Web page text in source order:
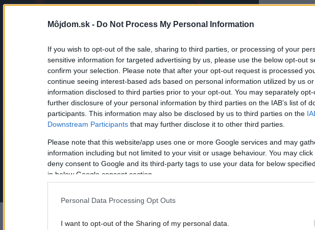
Môjdom.sk - Do Not Process My Personal Information
If you wish to opt-out of the sale, sharing to third parties, or processing of your
sensitive information for targeted advertising by us, please use the below opt-out
confirm your selection. Please note that after your opt-out request is processed
continue seeing interest-based ads based on personal information utilized by us
information disclosed to third parties prior to your opt-out. You may separately
further disclosure of your personal information by third parties on the IAB’s list of
participants. This information may also be disclosed by us to third parties on the
Downstream Participants that may further disclose it to other third parties.
Please note that this website/app uses one or more Google services and may
information including but not limited to your visit or usage behaviour. You may
deny consent to Google and its third-party tags to use your data for below
in below Google consent section.
Personal Data Processing Opt Outs
I want to opt-out of the Sharing of my personal data.